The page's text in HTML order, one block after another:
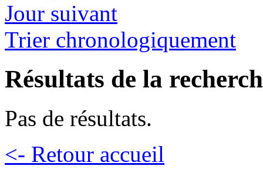
Jour suivant
Trier chronologiquement
Résultats de la
Pas de résultats.
<- Retour accueil